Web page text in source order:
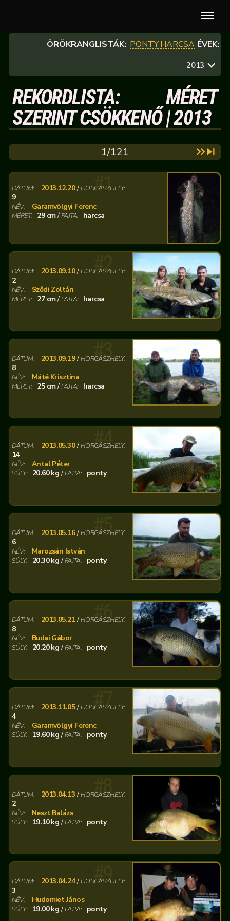
ÖRÖKRANGLISTÁK: PONTYHARCSA ÉVEK:
2013
REKORDLISTA: MÉRET
SZERINT CSÖKKENŐ | 2013
1/121
#1
DÁTUM: 2013.12.20/HORGÁSZHELY:
9
NÉV: Garamvölgyi Ferenc
MÉRET: 29 cm/FAJTA: harcsa
#2
DÁTUM: 2013.09.10/HORGÁSZHELY:
2
NÉV: Sződi Zoltán
MÉRET: 27 cm/FAJTA: harcsa
#3
DÁTUM: 2013.09.19/HORGÁSZHELY:
8
NÉV: Máté Krisztina
MÉRET: 25 cm/FAJTA: harcsa
#4
DÁTUM: 2013.05.30/HORGÁSZHELY:
14
NÉV: Antal Péter
SÚLY: 20.60 kg/FAJTA: ponty
#5
DÁTUM: 2013.05.16/HORGÁSZHELY:
6
NÉV: Marozsán István
SÚLY: 20.30 kg/FAJTA: ponty
#6
DÁTUM: 2013.05.21/HORGÁSZHELY:
8
NÉV: Budai Gábor
SÚLY: 20.20 kg/FAJTA: ponty
#7
DÁTUM: 2013.11.05/HORGÁSZHELY:
4
NÉV: Garamvölgyi Ferenc
SÚLY: 19.60 kg/FAJTA: ponty
#8
DÁTUM: 2013.04.13 /HORGÁSZHELY:
2
NÉV: Neszt Balázs
SÚLY: 19.10 kg /FAJTA: ponty
#9
DÁTUM: 2013.04.24/HORGÁSZHELY:
3
NÉV: Hudomiet János
SÚLY: 19.00 kg/FAJTA: ponty